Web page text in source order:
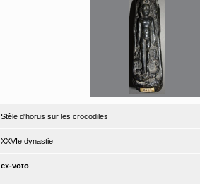
Stèle d'horus sur les crocodiles
XXVIe dynastie
ex-voto